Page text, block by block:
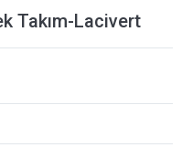
Takım-Lacivert